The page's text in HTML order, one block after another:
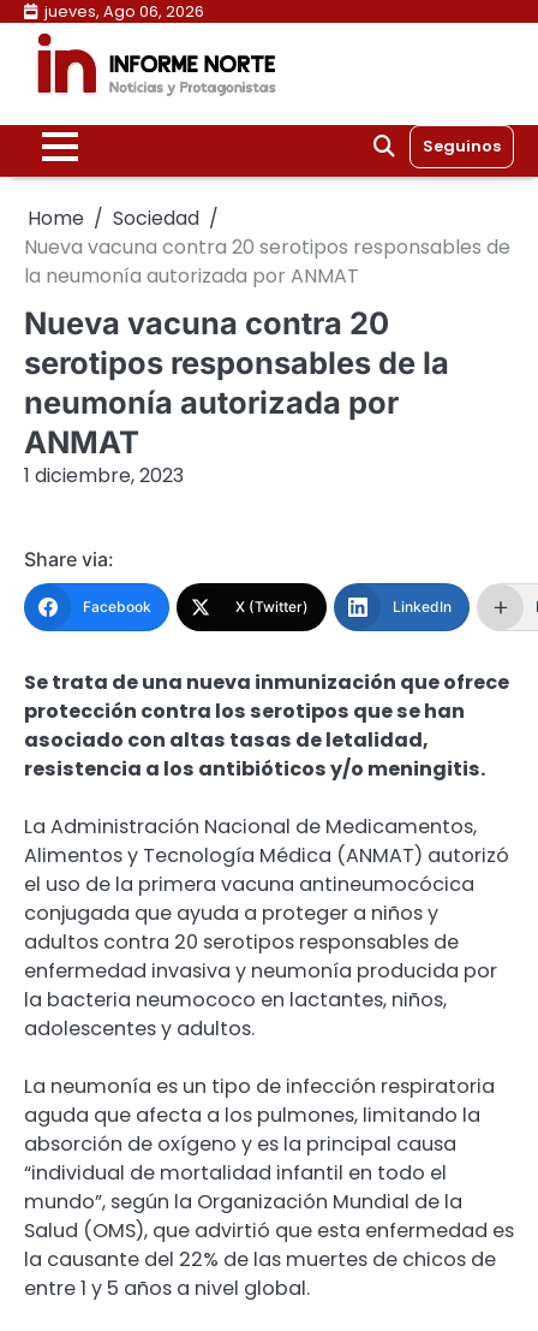
Skip
content
jueves, Ago 06, 2026
Seguinos
Home
Sociedad
Nueva vacuna contra 20 serotipos responsables de
la neumonía autorizada por ANMAT
Nueva vacuna contra 20
serotipos responsables de la
neumonía autorizada por
ANMAT
1 diciembre, 2023
Share via:
Facebook X (Twitter) LinkedIn
Se trata de una nueva inmunización que ofrece
protección contra los serotipos que se han
asociado con altas tasas de letalidad,
resistencia a los antibióticos y/o meningitis.
La Administración Nacional de Medicamentos,
Alimentos y Tecnología Médica (ANMAT) autorizó
el uso de la primera vacuna antineumocócica
conjugada que ayuda a proteger a niños y
adultos contra 20 serotipos responsables de
enfermedad invasiva y neumonía producida por
la bacteria neumococo en lactantes, niños,
adolescentes y adultos.
La neumonía es un tipo de infección respiratoria
aguda que afecta a los pulmones, limitando la
absorción de oxígeno y es la principal causa
“individual de mortalidad infantil en todo el
mundo”, según la Organización Mundial de la
Salud (OMS), que advirtió que esta enfermedad es
la causante del 22% de las muertes de chicos de
entre 1 y 5 años a nivel global.